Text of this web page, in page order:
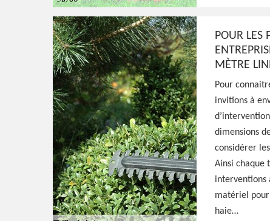
Excellent jardinier à Arzembouy 58700, HJ
une taille de formation, d'entretien, ou de
haies, prestation de qualité et main-
Voir Nos Realisations Contactez-Nous!
POUR LES
MÈTRE
Pour
invitions à
dimensions
considérer
Ainsi chaque
interventions
matériel
haie…